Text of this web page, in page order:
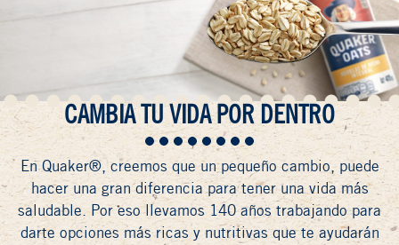
CAMBIA TU VIDA POR DENTRO
En Quaker®, creemos que un pequeño cambio, puede
hacer una gran diferencia para tener una vida más
saludable. Por eso llevamos 140 años trabajando para
darte opciones más ricas y nutritivas que te ayudarán